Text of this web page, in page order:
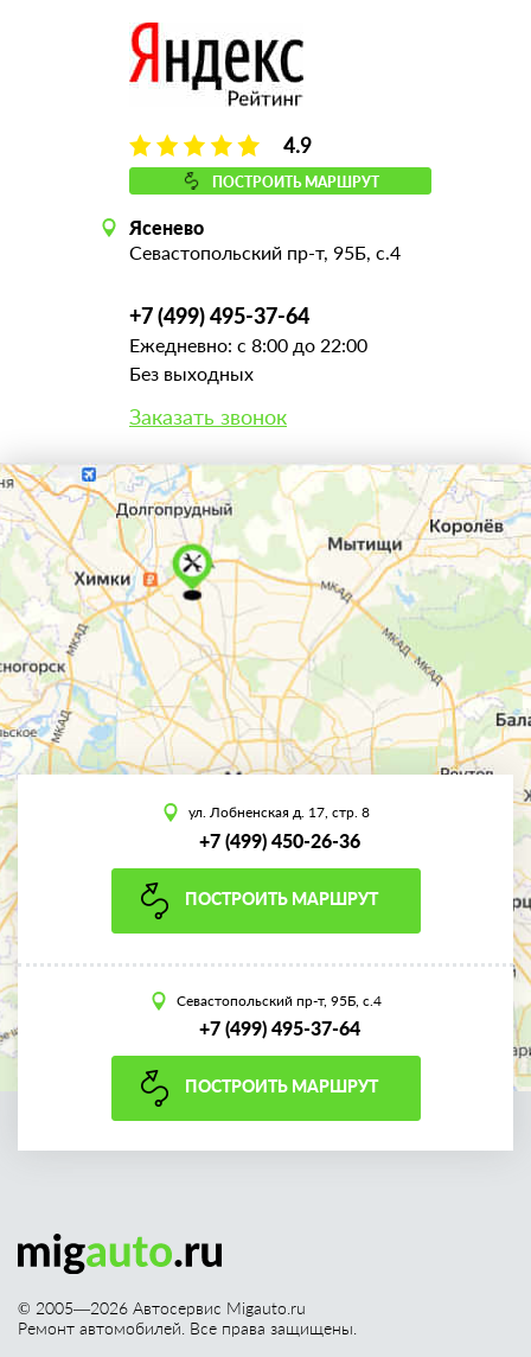
4.9
ПОСТРОИТЬ МАРШРУТ
Ясенево
Севастопольский пр-т, 95Б, с.4
+7 (499) 495-37-64
Ежедневно: с 8:00 до 22:00
Без выходных
Заказать звонок
ул. Лобненская д. 17, стр. 8
+7 (499) 450-26-36
ПОСТРОИТЬ МАРШРУТ
Севастопольский пр-т, 95Б, с.4
+7 (499) 495-37-64
ПОСТРОИТЬ МАРШРУТ
© 2005—2026 Автосервис Migauto.ru
Ремонт автомобилей. Все права защищены.